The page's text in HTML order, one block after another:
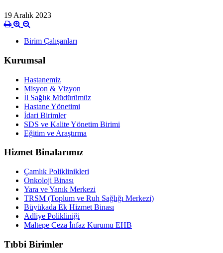
19 Aralık 2023
Birim Çalışanları
Kurumsal
Hastanemiz
Misyon & Vizyon
İl Sağlık Müdürümüz
Hastane Yönetimi
İdari Birimler
SDS ve Kalite Yönetim Birimi
Eğitim ve Araştırma
Hizmet Binalarımız
Çamlık Poliklinikleri
Onkoloji Binası
Yara ve Yanık Merkezi
TRSM (Toplum ve Ruh Sağlığı Merkezi)
Büyükada Ek Hizmet Binası
Adliye Polikliniği
Maltepe Ceza İnfaz Kurumu EHB
Tıbbi Birimler